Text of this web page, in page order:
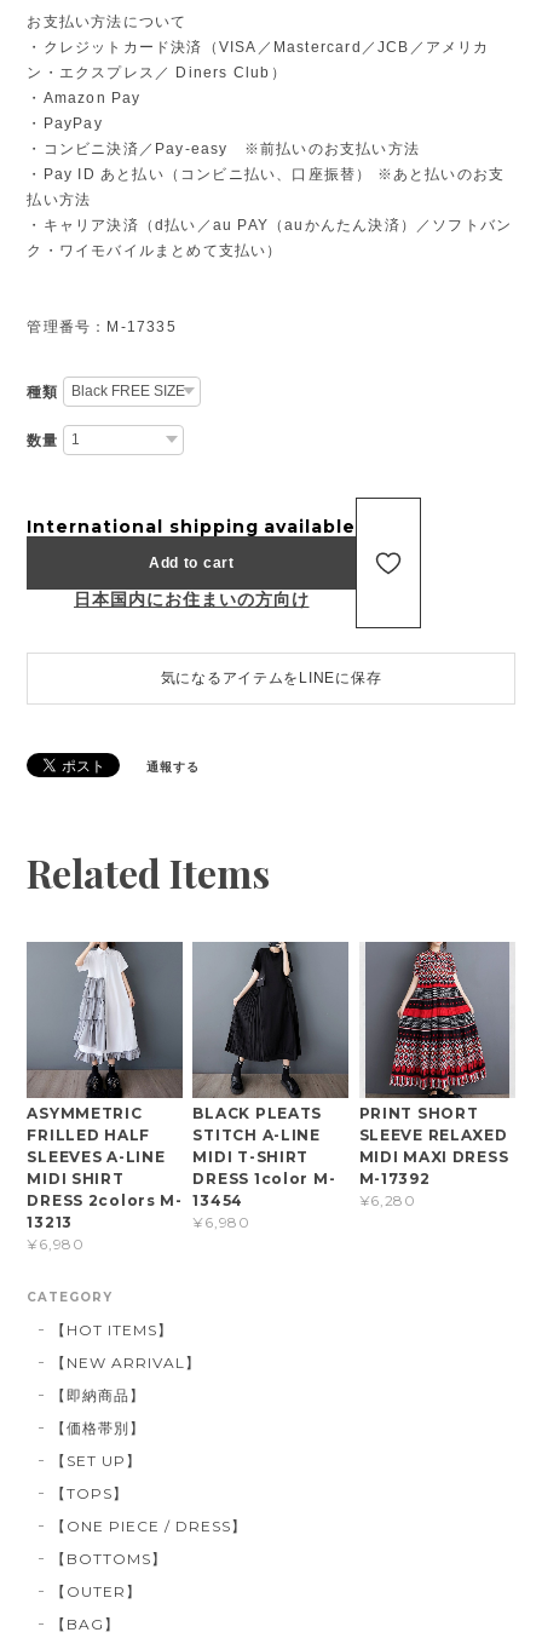
お支払い方法について
・クレジットカード決済（VISA／Mastercard／JCB／アメリカ
ン・エクスプレス／ Diners Club）
・Amazon Pay
・PayPay
・コンビニ決済／Pay-easy ※前払いのお支払い方法
・Pay ID あと払い（コンビニ払い、口座振替） ※あと払いのお支
払い方法
・キャリア決済（d払い／au PAY（auかんたん決済）／ソフトバン
ク・ワイモバイルまとめて支払い）
管理番号：M-17335
種類
数量
International shipping available
Add to cart
日本国内にお住まいの方向け
気になるアイテムをLINEに保存
通報する
Related Items
ASYMMETRIC
FRILLED HALF
SLEEVES A-LINE
MIDI SHIRT
DRESS 2colors M-
13213
¥6,980
BLACK PLEATS
STITCH A-LINE
MIDI T-SHIRT
DRESS 1color M-
13454
¥6,980
PRINT SHORT
SLEEVE RELAXED
MIDI MAXI DRESS
M-17392
¥6,280
CATEGORY
【HOT ITEMS】
【NEW ARRIVAL】
【即納商品】
【価格帯別】
【SET UP】
【TOPS】
【ONE PIECE / DRESS】
【BOTTOMS】
【OUTER】
【BAG】